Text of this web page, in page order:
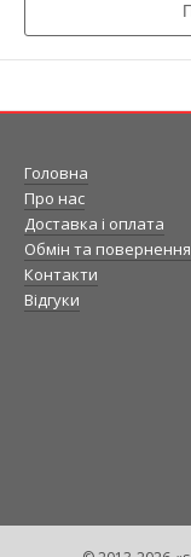
Спеціалізація
Наш магазин
якісному
Стиль з
SorryMama - це
мода
створити
Різноманіття
різноманіття
Головна
Про нас
Доставка і оплата
Обмін та повернення
Контакти
Відгуки